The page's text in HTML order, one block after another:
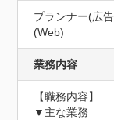
プランナー(広
(Web)
業務内容
【職務内容】
▼主な業務